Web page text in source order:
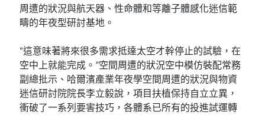
周遭的狀況與航天器、性命體和等離子體感化迷信範
疇的年夜型研討基地。
“這意味著將來很多需求抵達太空才幹停止的試驗，在
空中上就能完成。”空間周遭的狀況空中模仿裝配常務
副總批示、哈爾濱產業年夜學空間周遭的狀況與物資
迷信研討院院長李立毅說，項目扶植保持自立立異，
衝破了一系列要害技巧，各體系已所有的投進試運轉